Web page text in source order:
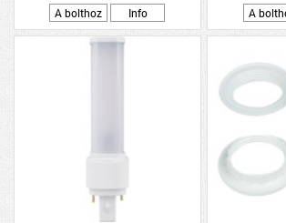
A bolthoz
Info
A